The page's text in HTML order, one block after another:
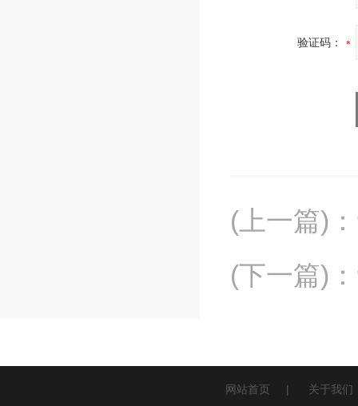
验证码：
(上一篇) ：
(下一篇) ：
网站首页 | 关于我们